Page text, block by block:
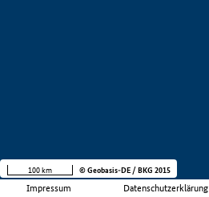
Impressum Datenschutzerklärung
100 km © Geobasis-DE / BKG 2015